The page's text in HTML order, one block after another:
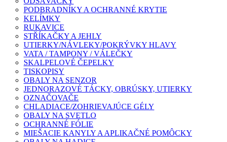
PODBRADNÍKY A OCHRANNÉ KRYTIE
KELÍMKY
RUKAVICE
STŘÍKAČKY A JEHLY
UTIERKY/NÁVLEKY/POKRÝVKY HLAVY
VATA / TAMPONY / VÁLEČKY
SKALPELOVÉ ČEPELKY
TISKOPISY
OBALY NA SENZOR
JEDNORAZOVÉ TÁCKY, OBRÚSKY, UTIERKY
OZNAČOVAČE
CHLADIACE/ZOHRIEVAJÚCE GÉLY
OBALY NA SVETLO
OCHRANNÉ FÓLIE
MIEŠACIE KANYLY A APLIKAČNÉ POMÔCKY